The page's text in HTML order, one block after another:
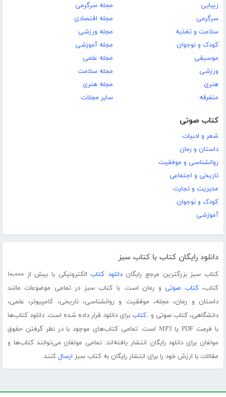
زیبایی
سرگرمی
سلامت و تغذیه
کودک و نوجوان
موسیقی
ورزشی
هنری
متفرقه
مجله سرگرمی
مجله اقتصادی
مجله ورزشی
مجله آموزشی
مجله علمی
مجله سلامت
مجله هنری
سایر مجلات
کتاب صوتی
شعر و ادبیات
داستان و رمان
روانشناسی و موفقیت
تاریخی و اجتماعی
مدیریت و تجارت
کودک و نوجوان
آموزشی
دانلود رایگان کتاب با کتاب سبز
کتاب سبز بزرگترین مرجع رایگاندانلود کتاب
الکترونیکی با بیش از ۱۰،۰۰۰
کتاب،کتاب صوتی و رمان است. با کتاب سبز در تمامی موضوعات مانند
داستان و رمان، مجله، موفقیت و روانشناسی، تاریخی، کامپیوتر، علمی،
دانشگاهی، کتاب صوتی و...کتاب برای دانلود قرار داده شده است. دانلود کتاب‌ها
با فرمت PDF یا MP3 است. تمامی کتاب‌های موجود با در نظر گرفتن حقوق
مولفان برای دانلود رایگان انتشار یافته‌اند. تمامی مولفان می‌توانند کتاب‌ها و
مقالات با ارزش خود را برای انتشار رایگان به کتاب سبز ارسال کنند.